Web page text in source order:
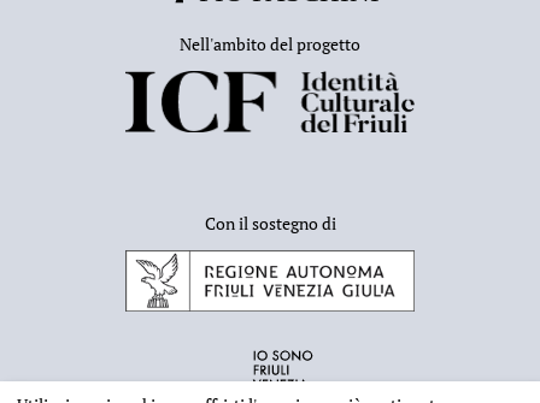
Nell'ambito del progetto
Con il sostegno di